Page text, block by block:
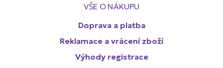
VŠE O NÁKUPU
Doprava a platba
Reklamace a vrácení zboží
Výhody registrace